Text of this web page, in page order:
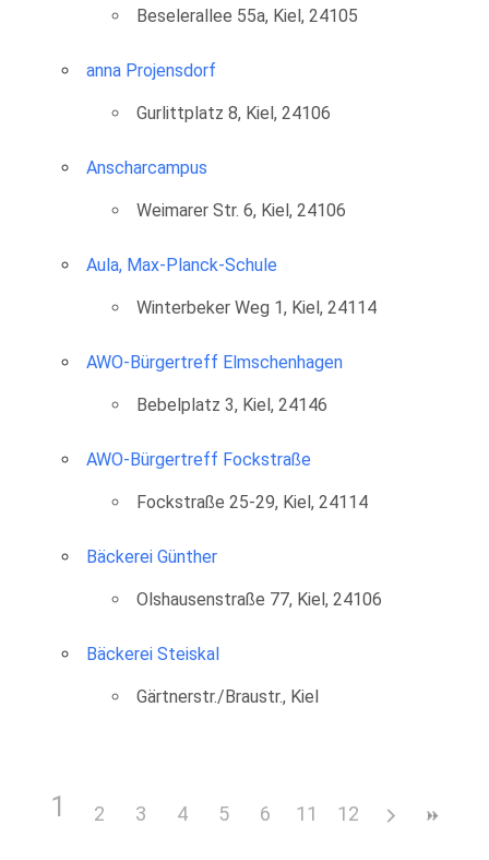
Beselerallee 55a, Kiel, 24105
anna Projensdorf
Gurlittplatz 8, Kiel, 24106
Anscharcampus
Weimarer Str. 6, Kiel, 24106
Aula, Max-Planck-Schule
Winterbeker Weg 1, Kiel, 24114
AWO-Bürgertreff Elmschenhagen
Bebelplatz 3, Kiel, 24146
AWO-Bürgertreff Fockstraße
Fockstraße 25-29, Kiel, 24114
Bäckerei Günther
Olshausenstraße 77, Kiel, 24106
Bäckerei Steiskal
Gärtnerstr./Braustr., Kiel
1 2 3 4 5 6 7 8 9 10
11 12